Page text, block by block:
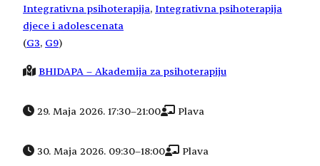
Integrativna psihoterapija, Integrativna psihoterapija
djece i adolescenata
(G3, G9)
BHIDAPA – Akademija za psihoterapiju
29. Maja 2026. 17:30–21:00 Plava
30. Maja 2026. 09:30–18:00 Plava